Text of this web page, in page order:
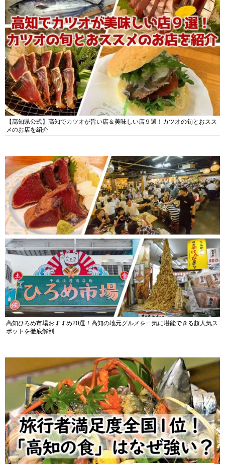
【高知県公式】高知でカツオが旨い店＆美味しい店９選！カツオの旬とおスス
メのお店を紹介
高知ひろめ市場おすすめ20選！高知の地元グルメを一気に堪能できる超人気ス
ポットを徹底解剖